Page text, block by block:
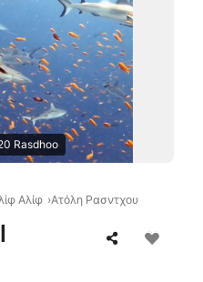
Rasdhoo
Αλίφ Ατόλη Ρασντχου